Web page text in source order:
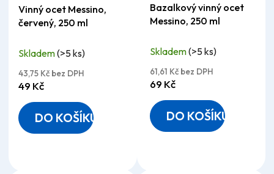
hodnocení
produktu
z
hvězdiček.
Vinný ocet Messino,
červený, 250 ml
Skladem(>5 ks)
43,75 Kč bez DPH
49 Kč
DO KOŠÍKU
hodnocení
produktu
z
hvězdiček.
Bazalkový vinný ocet
Messino, 250 ml
Skladem(>5 ks)
61,61 Kč bez DPH
69 Kč
DO KOŠÍKU